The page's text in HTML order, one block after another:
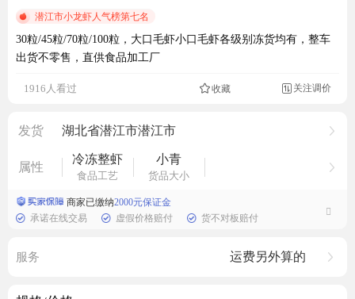
潜江市小龙虾人气榜第七名
30粒/45粒/70粒/100粒，大口毛虾小口毛虾各级别冻货均有，整车
出货不零售，直供食品加工厂
1916人看过 收藏 关注调价
发货 湖北省潜江市潜江市
属性
冷冻整虾
食品工艺
小青
货品大小
商家已缴纳2000元保证金
承诺在线交易
虚假价格赔付 货不对板赔付
服务 运费另外算的